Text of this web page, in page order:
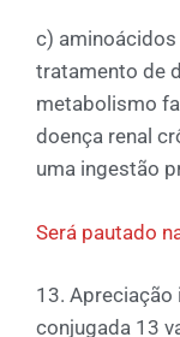
c) aminoácidos
tratamento de
metabolismo
doença renal
uma ingestão
Será pautado
13. Apreciação
conjugada 13